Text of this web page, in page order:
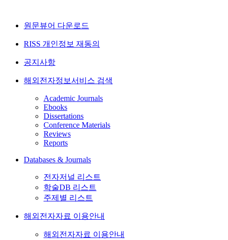
원문뷰어 다운로드
RISS 개인정보 재동의
공지사항
해외전자정보서비스 검색
Academic Journals
Ebooks
Dissertations
Conference Materials
Reviews
Reports
Databases & Journals
전자저널 리스트
학술DB 리스트
주제별 리스트
해외전자자료 이용안내
해외전자자료 이용안내